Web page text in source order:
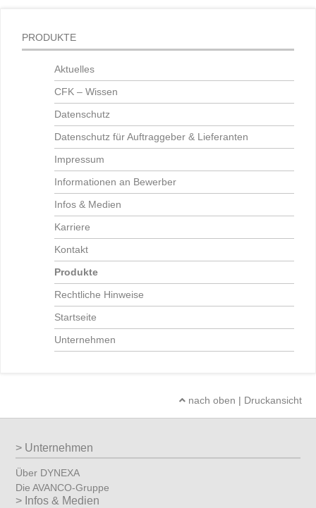
PRODUKTE
Aktuelles
CFK – Wissen
Datenschutz
Datenschutz für Auftraggeber & Lieferanten
Impressum
Informationen an Bewerber
Infos & Medien
Karriere
Kontakt
Produkte
Rechtliche Hinweise
Startseite
Unternehmen
nach oben | Druckansicht
Unternehmen
Über DYNEXA
Die AVANCO-Gruppe
Infos & Medien